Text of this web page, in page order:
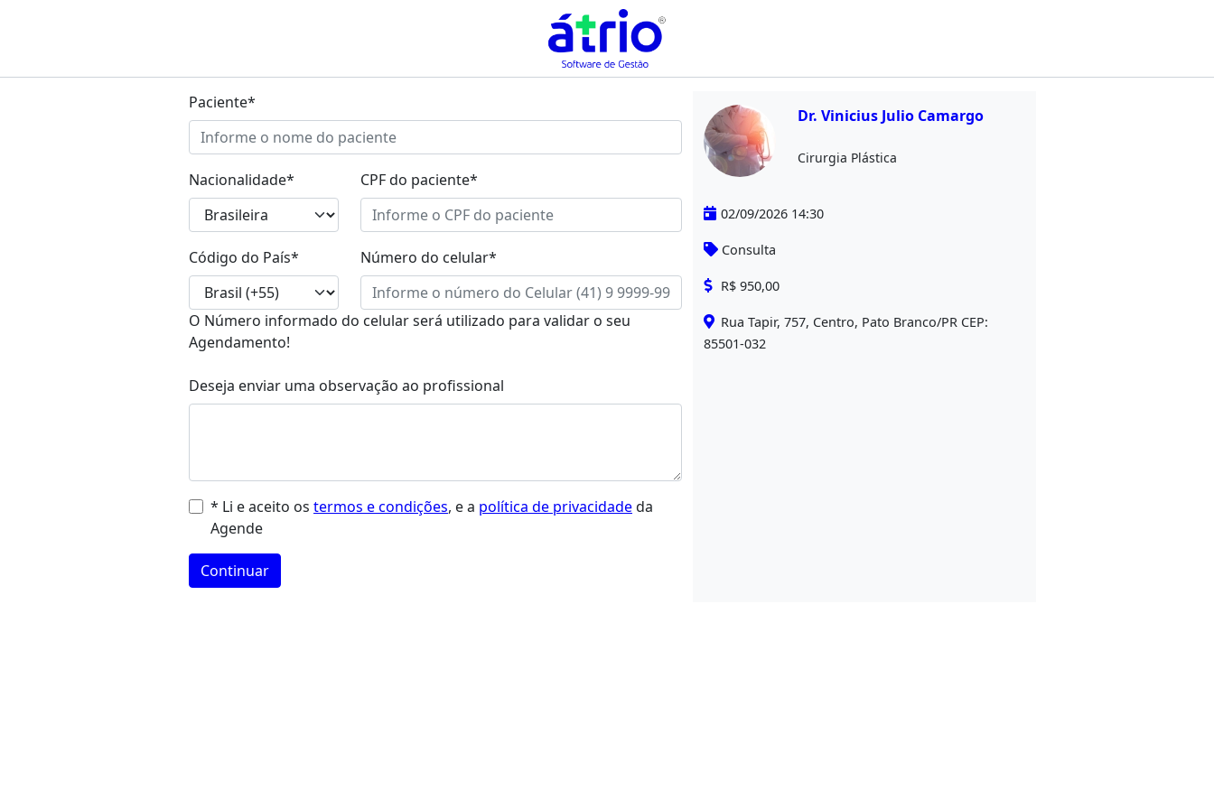
Paciente*
Nacionalidade* CPF do paciente*
Código do País* Número do celular*
O Número informado do celular será utilizado para validar o seu
Agendamento!
Deseja enviar uma observação ao profissional
* Li e aceito os termos e condições, e a política de privacidadeda
Agende
Continuar
Dr. Vinicius Julio Camargo
Cirurgia Plástica
02/09/2026 14:30
Consulta
R$ 950,00
Rua Tapir, 757, Centro, Pato Branco/PR CEP:
85501-032